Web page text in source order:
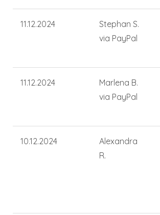
11.12.2024
Stephan S.
via PayPal
11.12.2024
Marlena B.
via PayPal
10.12.2024
Alexandra
R.